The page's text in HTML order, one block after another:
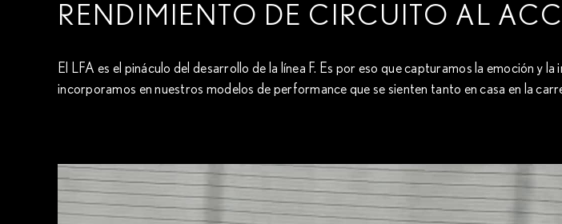
RENDIMIENTO DE CIRCUITO AL
El LFA es el pináculo del desarrollo de la línea F. Es por eso que capturamos la emoción y
incorporamos en nuestros modelos de performance que se sienten tanto en casa en la